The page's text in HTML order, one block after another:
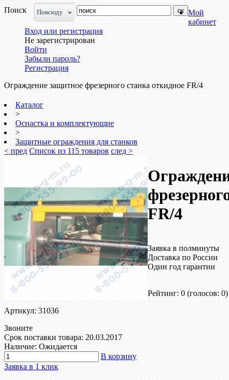
Поиск
Повсюду
Мой
кабинет
Вход или регистрация
Не зарегистрирован
Войти
Забыли пароль?
Регистрация
Ограждение защитное фрезерного станка откидное FR/4
Каталог
>
Оснастка и комплектующие
>
Защитные ограждения для станков
< пред Список из 115 товаров след >
FR/4
Заявка в полминуты
Доставка по России
Один год гарантии
Рейтинг: 0 (голосов: 0)
Артикул: 31036
Звоните
Срок поставки товара: 20.03.2017
Наличие: Ожидается
В корзину
Заявка в 1 клик